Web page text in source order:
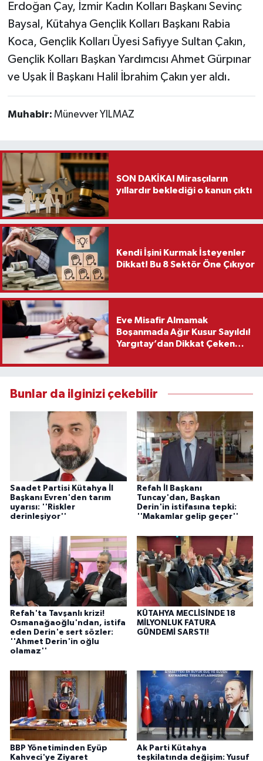
Erdoğan Çay, İzmir Kadın Kolları Başkanı Sevinç
Baysal, Kütahya Gençlik Kolları Başkanı Rabia
Koca, Gençlik Kolları Üyesi Safiyye Sultan Çakın,
Gençlik Kolları Başkan Yardımcısı Ahmet Gürpınar
ve Uşak İl Başkanı Halil İbrahim Çakın yer aldı.
Muhabir: Münevver YILMAZ
SON DAKİKA! Mirasçıların
yıllardır beklediği o kanun çıktı
Kendi İşini Kurmak İsteyenler
Dikkat! Bu 8 Sektör Öne Çıkıyor
Eve Misafir Almamak
Boşanmada Ağır Kusur Sayıldı!
Yargıtay’dan Dikkat Çeken
Bunlar da ilginizi çekebilir
Saadet Partisi Kütahya İl
Başkanı Evren'den tarım
uyarısı: ''Riskler
derinleşiyor''
Refah İl Başkanı
Tuncay'dan, Başkan
Derin'in istifasına tepki:
''Makamlar gelip geçer''
Refah'ta Tavşanlı krizi!
Osmanağaoğlu'ndan, istifa
eden Derin'e sert sözler:
''Ahmet Derin'in oğlu
olamaz''
KÜTAHYA MECLİSİNDE 18
MİLYONLUK FATURA
GÜNDEMİ SARSTI!
BBP Yönetiminden Eyüp
Kahveci'ye Ziyaret
Ak Parti Kütahya
teşkilatında değişim: Yusuf